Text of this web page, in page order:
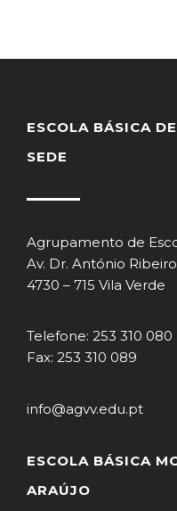
ESCOLA BÁSICA
SEDE
Agrupamento de
Av. Dr. António
4730 – 715 Vila Verde
Telefone: 253 310 080
Fax: 253 310 089
info@agvv.edu.pt
ESCOLA BÁSICA
ARAÚJO